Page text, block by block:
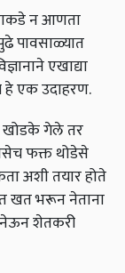
न आणता
पावसाळ्यात
एखाद्या
हे एक उदाहरण.
खोडके गेले तर
फक्त थोडेसे
अशी तयार होते
खत भरून नेताना
शेतकरी